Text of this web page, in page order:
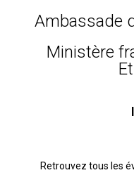
Ambassade
Ministère
Retrouvez tous les